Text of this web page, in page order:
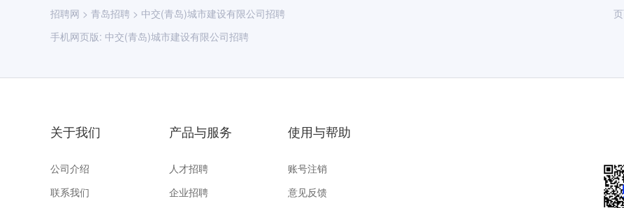
招聘网 > 青岛招聘 > 中交(青岛)城市建设有限公司招聘
手机网页版: 中交(青岛)城市建设有限公司招聘
关于我们
公司介绍
联系我们
产品与服务
人才招聘
企业招聘
使用与帮助
账号注销
意见反馈